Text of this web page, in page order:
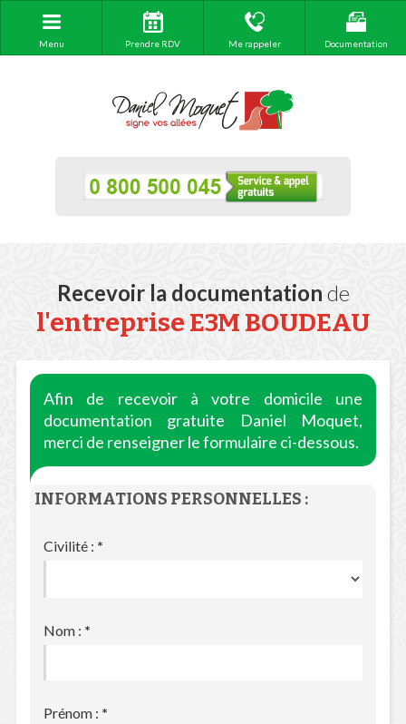
Menu Prendre RDV Me rappeler Documentation
Recevoir la documentation de
l'entreprise E3M BOUDEAU
Afin de recevoir à votre domicile une
documentation gratuite Daniel Moquet,
merci de renseigner le formulaire ci-dessous.
INFORMATIONS PERSONNELLES :
Civilité : *
Nom : *
Prénom : *